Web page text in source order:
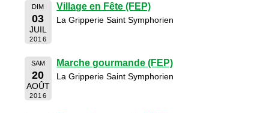
DIM
03
JUIL
2016
Village en Fête (FEP)
La Gripperie Saint Symphorien
SAM
20
AOÛT
2016
Marche gourmande (FEP)
La Gripperie Saint Symphorien